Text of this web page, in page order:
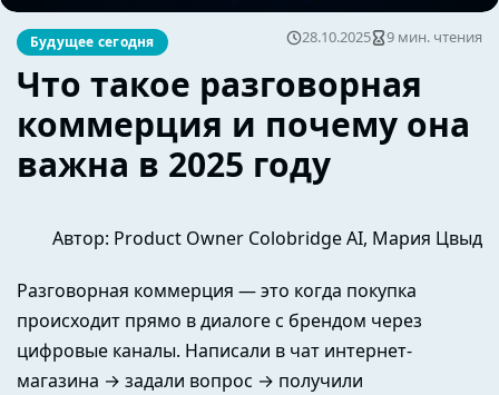
Будущее сегодня
Что такое разговорная
коммерция и почему она
важна в 2025 году
28.10.2025 9 мин. чтения
Автор: Product Owner Colobridge AI, Мария Цвыд
Разговорная коммерция — это когда покупка
происходит прямо в диалоге с брендом через
цифровые каналы. Написали в чат интернет-
магазина → задали вопрос → получили